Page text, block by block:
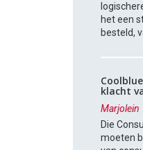
het een
besteld,
klacht
Marjolein
Die
moeten